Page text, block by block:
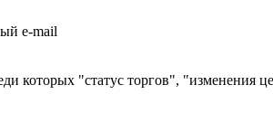
e-mail
которых "статус торгов", "изменения